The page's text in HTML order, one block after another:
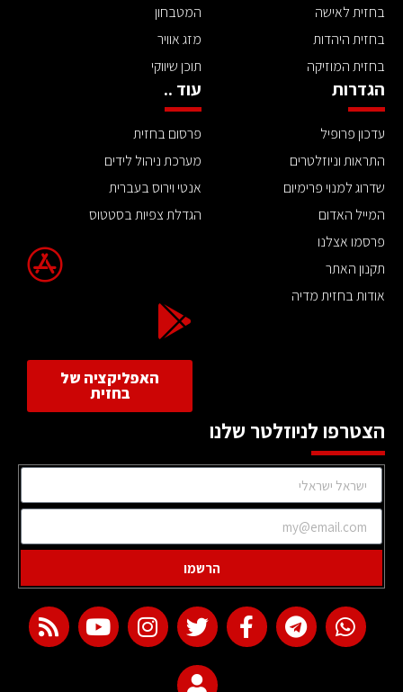
בחזית לאישה
בחזית היהדות
בחזית המוזיקה
המטבחון
מזג אוויר
תוכן שיווקי
הגדרות
עדכון פרופיל
התראות וניוזלטרים
שדרוג למנוי פרימיום
המייל האדום
פרסמו אצלנו
תקנון האתר
אודות בחזית מדיה
עוד ..
פרסום בחזית
מערכת ניהול לידים
אנטי וירוס בעברית
הגדלת צפיות בסטטוס
האפליקציה של
בחזית
הצטרפו לניוזלטר שלנו
הרשמו